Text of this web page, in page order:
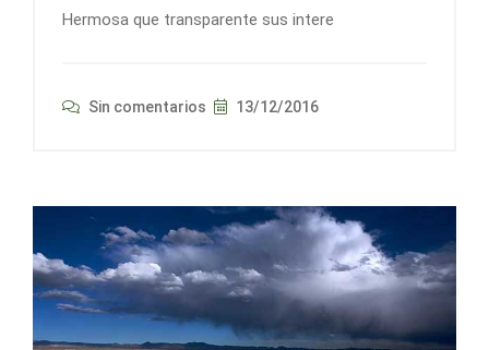
Hermosa que transparente sus intere
Sin comentarios 13/12/2016